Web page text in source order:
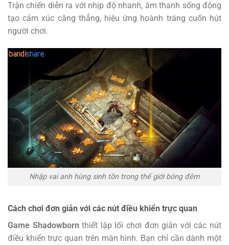
Trận chiến diễn ra với nhịp độ nhanh, âm thanh sống động
tạo cảm xúc căng thẳng, hiệu ứng hoành tráng cuốn hút
người chơi.
Nhập vai anh hùng sinh tồn trong thế giới bóng đêm
Cách chơi đơn giản với các nút điều khiển trực quan
Game Shadowborn thiết lập lối chơi đơn giản với các nút
điều khiển trực quan trên màn hình. Bạn chỉ cần dành một